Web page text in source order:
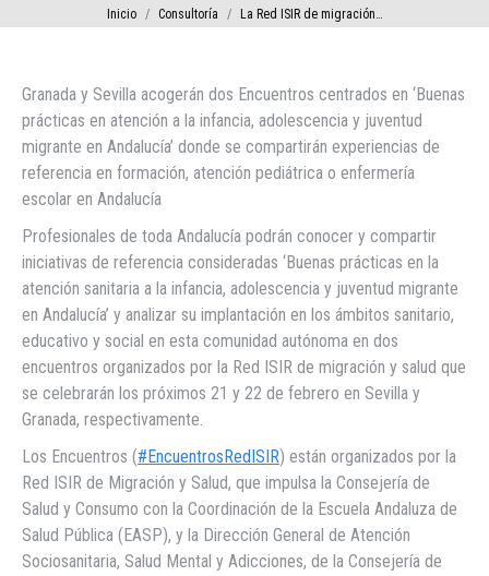
Estás aquí:
Inicio Consultoría La Red ISIR de migración…
Granada y Sevilla acogerán dos Encuentros centrados en ‘Buenas
prácticas en atención a la infancia, adolescencia y juventud
migrante en Andalucía’ donde se compartirán experiencias de
referencia en formación, atención pediátrica o enfermería
escolar en Andalucía
Profesionales de toda Andalucía podrán conocer y compartir
iniciativas de referencia consideradas ‘Buenas prácticas en la
atención sanitaria a la infancia, adolescencia y juventud migrante
en Andalucía’ y analizar su implantación en los ámbitos sanitario,
educativo y social en esta comunidad autónoma en dos
encuentros organizados por la Red ISIR de migración y salud que
se celebrarán los próximos 21 y 22 de febrero en Sevilla y
Granada, respectivamente.
Los Encuentros (#EncuentrosRedISIR) están organizados por la
Red ISIR de Migración y Salud, que impulsa la Consejería de
Salud y Consumo con la Coordinación de la Escuela Andaluza de
Salud Pública (EASP), y la Dirección General de Atención
Sociosanitaria, Salud Mental y Adicciones, de la Consejería de